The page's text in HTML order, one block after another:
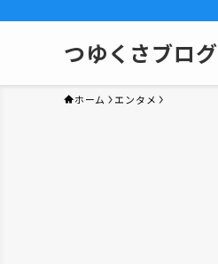
つゆくさブログ
ホーム エンタメ